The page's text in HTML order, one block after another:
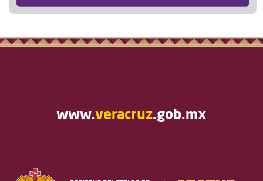
www.veracruz.gob.mx